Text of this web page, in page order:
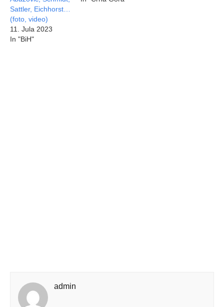
Sattler, Eichhorst…
(foto, video)
11. Jula 2023
In "BiH"
admin